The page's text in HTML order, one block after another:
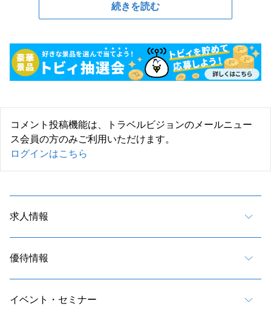
続きを読む
コメント投稿機能は、トラベルビジョンのメールニュー
ス会員の方のみご利用いただけます。
ログインはこちら
求人情報
優待情報
イベント・セミナー